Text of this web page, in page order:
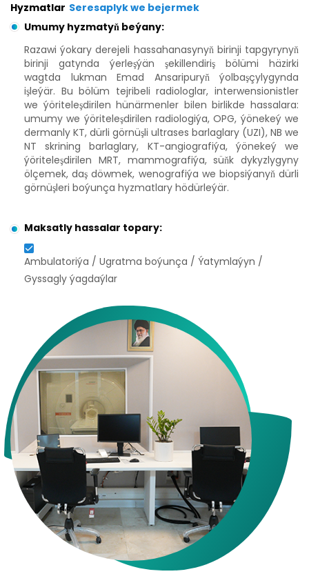
Hyzmatlar Seresaplyk we bejermek
Umumy hyzmatyň beýany:
Razawi ýokary derejeli hassahanasynyň birinji tapgyrynyň
birinji gatynda ýerleşýän şekillendiriş bölümi häzirki
wagtda lukman Emad Ansaripuryň ýolbaşçylygynda
işleýär. Bu bölüm tejribeli radiologlar, interwensionistler
we ýöriteleşdirilen hünärmenler bilen birlikde hassalara:
umumy we ýöriteleşdirilen radiologiýa, OPG, ýönekeý we
dermanly KT, dürli görnüşli ultrases barlaglary (UZI), NB we
NT skrining barlaglary, KT-angiografiýa, ýönekeý we
ýöriteleşdirilen MRT, mammografiýa, süňk dykyzlygyny
ölçemek, daş döwmek, wenografiýa we biopsiýanyň dürli
görnüşleri boýunça hyzmatlary hödürleýär.
Maksatly hassalar topary:
Ambulatoriýa / Ugratma boýunça / Ýatymlaýyn /
Gyssagly ýagdaýlar